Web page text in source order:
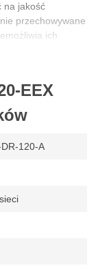
na jakość
przechowywane
ich
do
EEX
120-A